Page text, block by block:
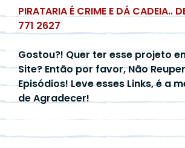
PIRATARIA É CRIME E DÁ CADEIA..
771 2627
Gostou?! Quer ter esse projeto
Site? Então por favor, Não
Episódios! Leve esses Links, é a
de Agradecer!